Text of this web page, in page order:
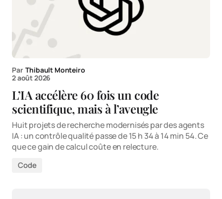
Par Thibault Monteiro
2 août 2026
L’IA accélère 60 fois un code
scientifique, mais à l’aveugle
Huit projets de recherche modernisés par des agents
IA : un contrôle qualité passe de 15 h 34 à 14 min 54. Ce
que ce gain de calcul coûte en relecture.
Code